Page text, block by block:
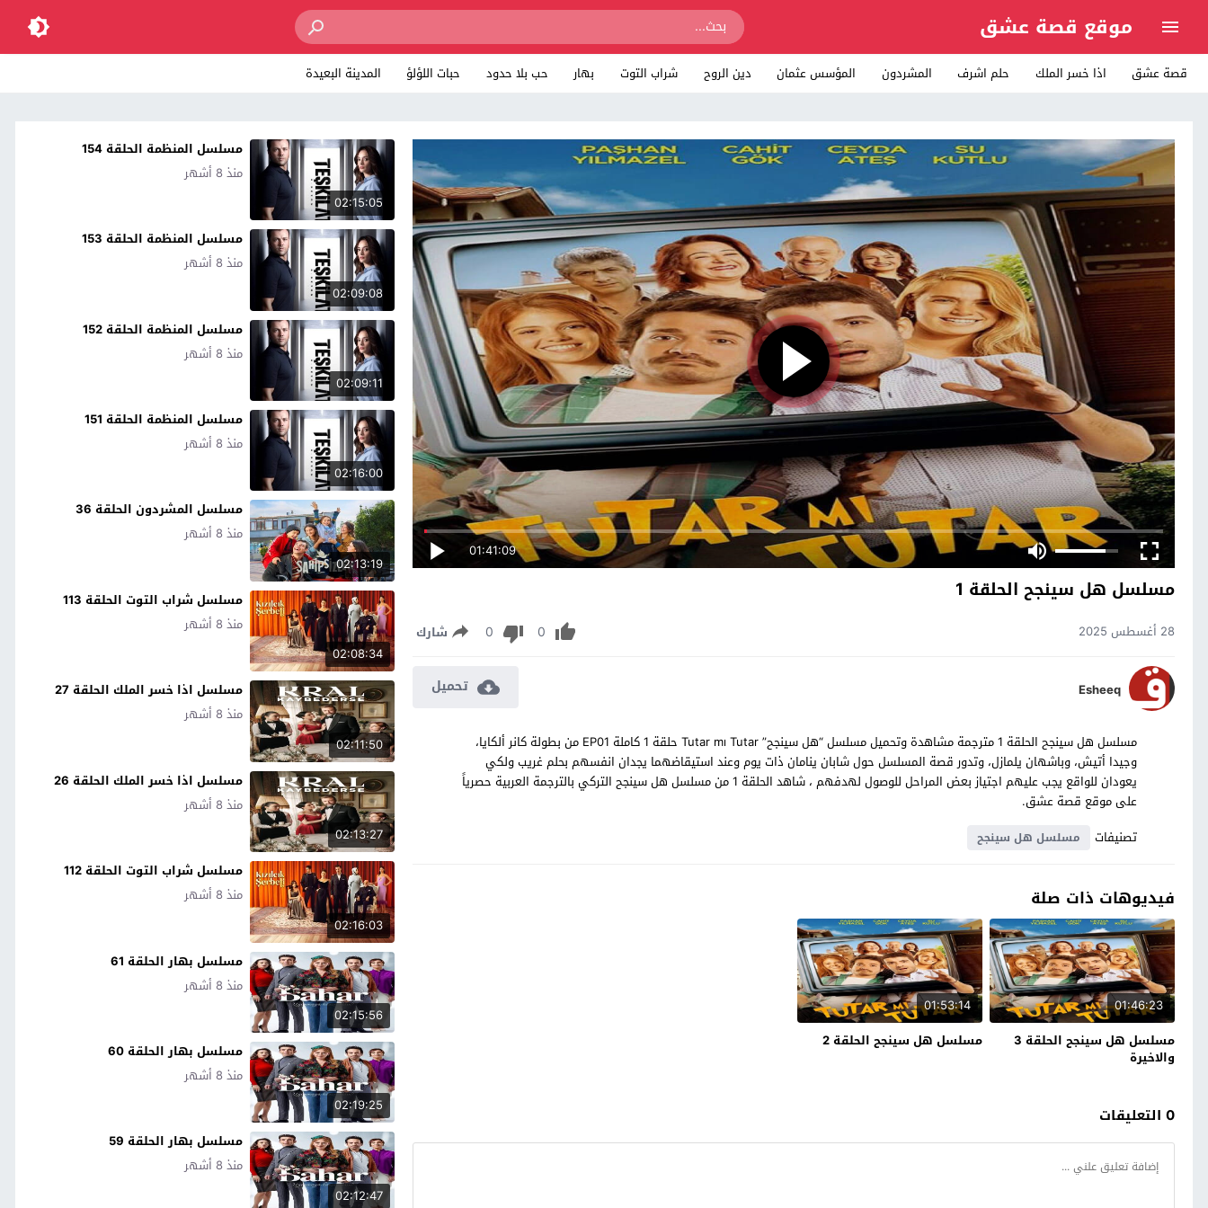
موقع قصة عشق
قصة عشق اذا خسر الملك حلم اشرف المشردون المؤسس عثمان دين الروح شراب التوت بهار حب بلا حدود حبات اللؤلؤ المدينة البعيدة
01:41:09
مسلسل هل سينجح الحلقة 1
28 أغسطس 2025 0
0 شارك
Esheeq تحميل
مسلسل هل سينجح الحلقة 1 مترجمة مشاهدة وتحميل مسلسل “هل سينجح” Tutar mı Tutar حلقة 1 كاملة EP01 من بطولة كانر ألكايا،
وجيدا أتيش، وباشهان يلمازل، وتدور قصة المسلسل حول شابان ينامان ذات يوم وعند استيقاضهما يجدان انفسهم بحلم غريب ولكي
يعودان للواقع يجب عليهم اجتياز بعض المراحل للوصول لهدفهم ، شاهد الحلقة 1 من مسلسل هل سينجح التركي بالترجمة العربية حصرياً
على موقع قصة عشق.
تصنيفات
مسلسل هل سينجح
فيديوهات ذات صلة
01:46:23
مسلسل هل سينجح الحلقة 3
والاخيرة
01:53:14
مسلسل هل سينجح الحلقة 2
0 التعليقات
02:15:05
مسلسل المنظمة الحلقة 154
منذ 8 أشهر
02:09:08
مسلسل المنظمة الحلقة 153
منذ 8 أشهر
02:09:11
مسلسل المنظمة الحلقة 152
منذ 8 أشهر
02:16:00
مسلسل المنظمة الحلقة 151
منذ 8 أشهر
02:13:19
مسلسل المشردون الحلقة 36
منذ 8 أشهر
02:08:34
مسلسل شراب التوت الحلقة 113
منذ 8 أشهر
02:11:50
مسلسل اذا خسر الملك الحلقة 27
منذ 8 أشهر
02:13:27
مسلسل اذا خسر الملك الحلقة 26
منذ 8 أشهر
02:16:03
مسلسل شراب التوت الحلقة 112
منذ 8 أشهر
02:15:56
مسلسل بهار الحلقة 61
منذ 8 أشهر
02:19:25
مسلسل بهار الحلقة 60
منذ 8 أشهر
02:12:47
مسلسل بهار الحلقة 59
منذ 8 أشهر